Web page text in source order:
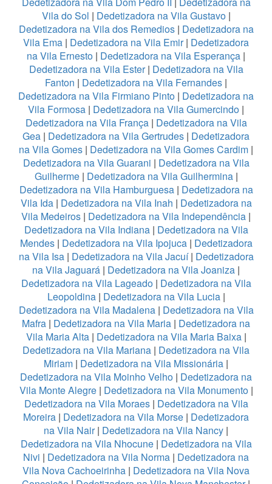
Vila do Sol | Dedetizadora na Vila Gustavo|
Dedetizadora na Vila dos Remedios| Dedetizadora na
Vila Ema | Dedetizadora na Vila Emir| Dedetizadora
na Vila Ernesto | Dedetizadora na Vila Esperança |
Dedetizadora na Vila Ester| Dedetizadora na Vila
Fanton | Dedetizadora na Vila Fernandes |
Dedetizadora na Vila Firmiano Pinto | Dedetizadora na
Vila Formosa | Dedetizadora na Vila Gumercindo |
Dedetizadora na Vila França| Dedetizadora na Vila
Gea | Dedetizadora na Vila Gertrudes | Dedetizadora
na Vila Gomes | Dedetizadora na Vila Gomes Cardim |
Dedetizadora na Vila Guarani | Dedetizadora na Vila
Guilherme| Dedetizadora na Vila Guilhermina|
Dedetizadora na Vila Hamburguesa| Dedetizadora na
Vila Ida| Dedetizadora na Vila Inah | Dedetizadora na
Vila Medeiros | Dedetizadora na Vila Independência |
Dedetizadora na Vila Indiana| Dedetizadora na Vila
Mendes| Dedetizadora na Vila Ipojuca| Dedetizadora
na Vila Isa| Dedetizadora na Vila Jacuí| Dedetizadora
na Vila Jaguará | Dedetizadora na Vila Joaniza |
Dedetizadora na Vila Lageado| Dedetizadora na Vila
Leopoldina| Dedetizadora na Vila Lucia|
Dedetizadora na Vila Madalena| Dedetizadora na Vila
Mafra | Dedetizadora na Vila Maria | Dedetizadora na
Vila Maria Alta| Dedetizadora na Vila Maria Baixa|
Dedetizadora na Vila Mariana | Dedetizadora na Vila
Miriam | Dedetizadora na Vila Missionária |
Dedetizadora na Vila Moinho Velho | Dedetizadora na
Vila Monte Alegre| Dedetizadora na Vila Monumento|
Dedetizadora na Vila Moraes| Dedetizadora na Vila
Moreira | Dedetizadora na Vila Morse | Dedetizadora
na Vila Nair| Dedetizadora na Vila Nancy |
Dedetizadora na Vila Nhocune| Dedetizadora na Vila
Nivi | Dedetizadora na Vila Norma | Dedetizadora na
Vila Nova Cachoeirinha | Dedetizadora na Vila Nova